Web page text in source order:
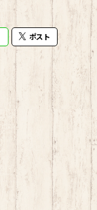
ポスト